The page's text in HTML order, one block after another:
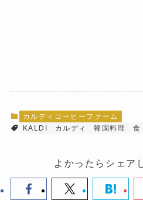
カルディコーヒーファーム
KALDI
カルディ 韓国料理 食
よかったらシェア